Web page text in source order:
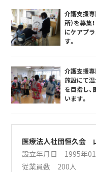
介護支援専
所）を募集
にケアプ
す。
介護支援
施設にて
を目指し
います。
医療法人社団恒久会
設立年月日 1995年
従業員数 200人